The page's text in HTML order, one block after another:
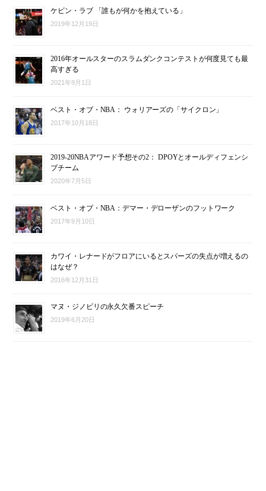
ケビン・ラブ 「誰もが何かを抱えている」
2019年12月19日
2016年オールスターのスラムダンクコンテストが何度見ても最
高すぎる
2021年9月1日
ベスト・オブ・NBA： ウォリアーズの「サイクロン」
2017年10月18日
2019-20NBAアワード予想その2： DPOYとオールディフェンシ
ブチーム
2020年7月5日
ベスト・オブ・NBA：デマー・デローザンのフットワーク
2017年9月10日
カワイ・レナードがフロアにいるとスパーズの失点が増えるの
はなぜ？
2016年12月31日
マヌ・ジノビリの永久欠番スピーチ
2019年6月20日